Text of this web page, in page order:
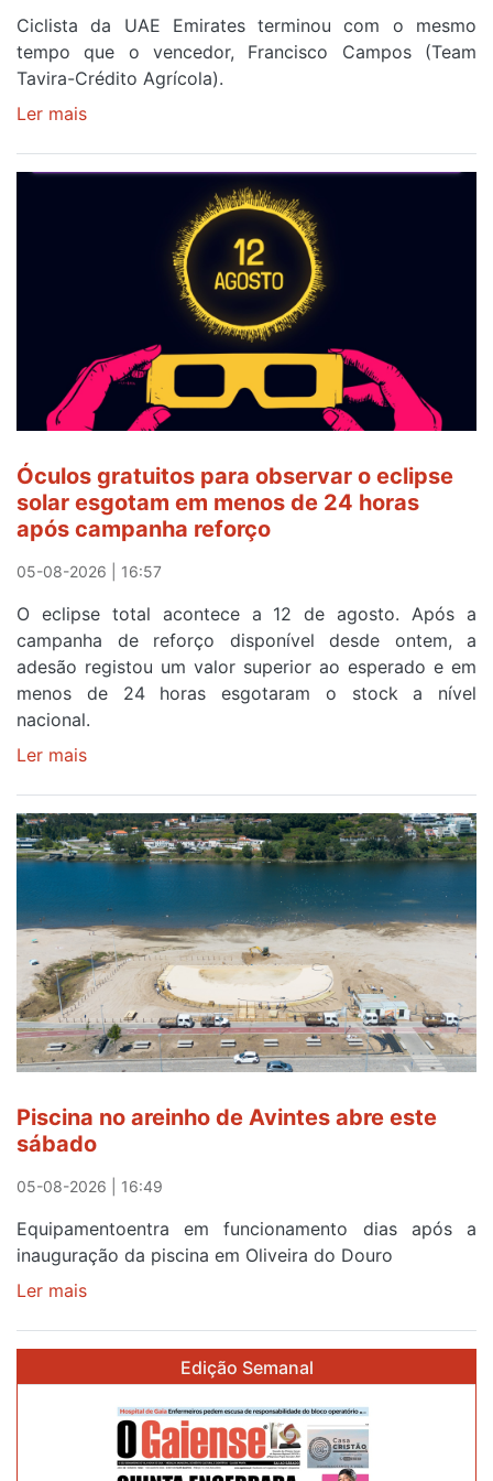
Ciclista da UAE Emirates terminou com o mesmo
tempo que o vencedor, Francisco Campos (Team
Tavira-Crédito Agrícola).
Ler mais
Oliveira
ser
o
quarto
a
a
meta
em
Sintra
primeira
etapa
da
87ª
Volta
Óculos gratuitos para observar o eclipse
solar esgotam em menos de 24 horas
após campanha reforço
05-08-2026 | 16:57
O eclipse total acontece a 12 de agosto. Após a
campanha de reforço disponível desde ontem, a
adesão registou um valor superior ao esperado e em
menos de 24 horas esgotaram o stock a nível
nacional.
Ler mais
gratuitos
para
observar
eclipse
solar
esgotam
em
menos
de
24
após
campanha
reforço
Piscina no areinho de Avintes abre este
sábado
05-08-2026 | 16:49
Equipamentoentra em funcionamento dias após a
inauguração da piscina em Oliveira do Douro
Ler mais
Avintes
abre
este
Edição Semanal